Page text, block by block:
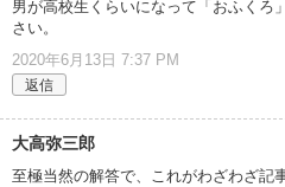
男が高校生くらいになって「おふくろ
さい。
2020年6月13日 7:37 PM
返信
大高弥三郎
至極当然の解答で、これがわざわざ記